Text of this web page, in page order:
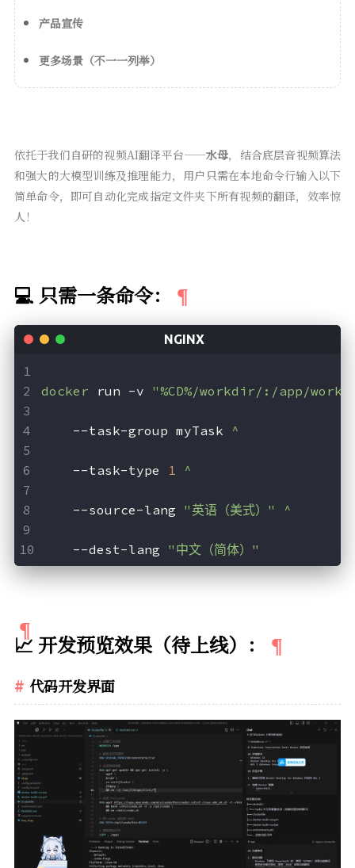
产品宣传
更多场景（不一一列举）
依托于我们自研的视频AI翻译平台——水母，结合底层音视频算法
和强大的大模型训练及推理能力，用户只需在本地命令行输入以下
简单命令，即可自动化完成指定文件夹下所有视频的翻译，效率惊
人！
💻 只需一条命令：
docker run -v "%CD%/workdir/:/app/
--task-group myTask ^
--task-type 1 ^
--source-lang "英语（美式）" ^
--dest-lang "中文（简体）"
📈 开发预览效果（待上线）：
代码开发界面